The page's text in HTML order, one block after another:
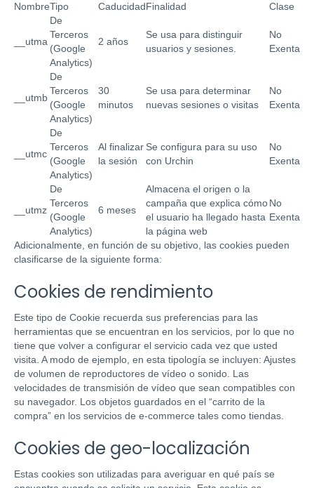
NombreTipo CaducidadFinalidad Clase
__utma
De
Terceros
(Google
Analytics)
2 años
Se usa para distinguir
usuarios y sesiones.
No
Exenta
__utmb
De
Terceros
(Google
Analytics)
30
minutos
Se usa para determinar
nuevas sesiones o visitas
No
Exenta
__utmc
De
Terceros
(Google
Analytics)
Al finalizar
la sesión
Se configura para su uso
con Urchin
No
Exenta
__utmz
De
Terceros
(Google
Analytics)
6 meses
Almacena el origen o la
campaña que explica cómo
el usuario ha llegado hasta
la página web
No
Exenta
Adicionalmente, en función de su objetivo, las cookies pueden
clasificarse de la siguiente forma:
Cookies de rendimiento
Este tipo de Cookie recuerda sus preferencias para las
herramientas que se encuentran en los servicios, por lo que no
tiene que volver a configurar el servicio cada vez que usted
visita. A modo de ejemplo, en esta tipología se incluyen: Ajustes
de volumen de reproductores de vídeo o sonido. Las
velocidades de transmisión de vídeo que sean compatibles con
su navegador. Los objetos guardados en el “carrito de la
compra” en los servicios de e-commerce tales como tiendas.
Cookies de geo-localización
Estas cookies son utilizadas para averiguar en qué país se